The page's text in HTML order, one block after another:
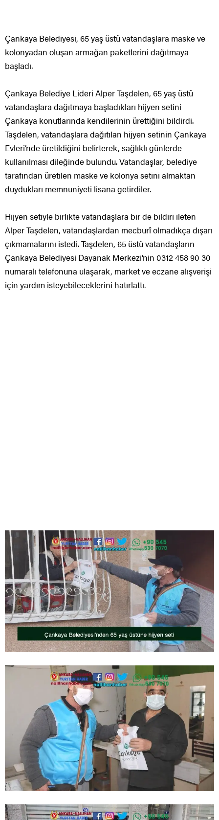
Çankaya Belediyesi, 65 yaş üstü vatandaşlara maske ve
kolonyadan oluşan armağan paketlerini dağıtmaya
başladı.
Çankaya Belediye Lideri Alper Taşdelen, 65 yaş üstü
vatandaşlara dağıtmaya başladıkları hijyen setini
Çankaya konutlarında kendilerinin ürettiğini bildirdi.
Taşdelen, vatandaşlara dağıtılan hijyen setinin Çankaya
Evleri’nde üretildiğini belirterek, sağlıklı günlerde
kullanılması dileğinde bulundu. Vatandaşlar, belediye
tarafından üretilen maske ve kolonya setini almaktan
duydukları memnuniyeti lisana getirdiler.
Hijyen setiyle birlikte vatandaşlara bir de bildiri ileten
Alper Taşdelen, vatandaşlardan mecburî olmadıkça dışarı
çıkmamalarını istedi. Taşdelen, 65 üstü vatandaşların
Çankaya Belediyesi Dayanak Merkezi’nin 0312 458 90 30
numaralı telefonuna ulaşarak, market ve eczane alışverişi
için yardım isteyebileceklerini hatırlattı.